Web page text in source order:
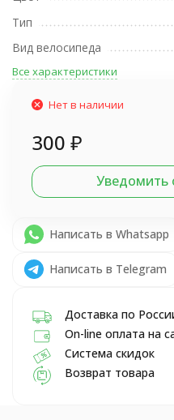
Тип
Вид велосипеда
Все характеристики
Нет в наличии
300 ₽
Уведомить
Написать в Whatsapp
Написать в Telegram
Доставка по
On-line оплата на
Система скидок
Возврат товара